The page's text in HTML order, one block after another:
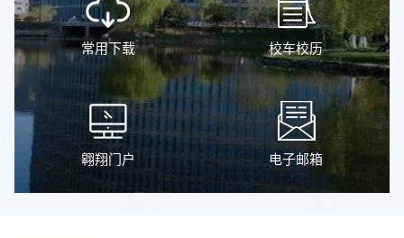
常用下载 校车校历
翱翔门户 电子邮箱